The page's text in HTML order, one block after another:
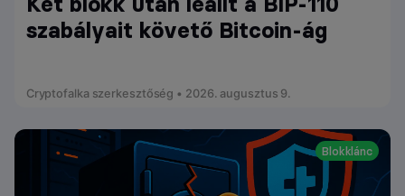
szabályait követő Bitcoin-ág
Cryptofalka szerkesztőség • 2026. augusztus 9.
Blokklánc